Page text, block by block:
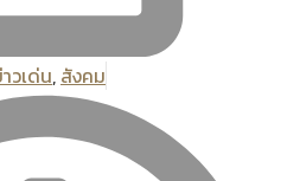
วเด่น, สังคม